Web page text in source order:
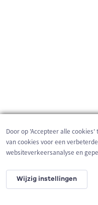
200 m
Door op 'Accepteer alle
van cookies voor een
websiteverkeersanalyse en
Wijzig instellingen